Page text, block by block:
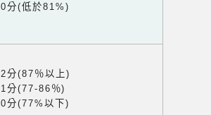
0分(低於81%)
2分(87％以上)
1分(77-86％)
0分(77%以下)